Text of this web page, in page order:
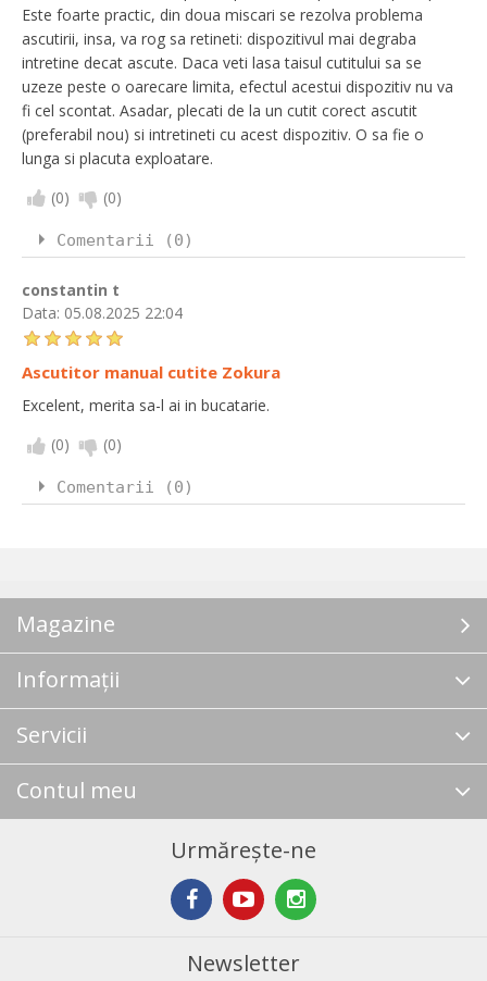
Este foarte practic, din doua miscari se rezolva problema
ascutirii, insa, va rog sa retineti: dispozitivul mai degraba
intretine decat ascute. Daca veti lasa taisul cutitului sa se
uzeze peste o oarecare limita, efectul acestui dispozitiv nu va
fi cel scontat. Asadar, plecati de la un cutit corect ascutit
(preferabil nou) si intretineti cu acest dispozitiv. O sa fie o
lunga si placuta exploatare.
(0) (0)
Comentarii (0)
constantin t
Data: 05.08.2025 22:04
Ascutitor manual cutite Zokura
Excelent, merita sa-l ai in bucatarie.
(0) (0)
Comentarii (0)
Magazine
Informații
Servicii
Contul meu
Urmărește-ne
Newsletter